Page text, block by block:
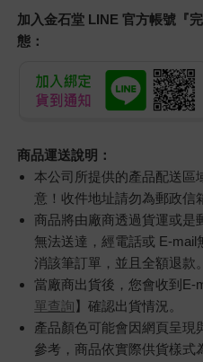
加入金石堂 LINE 官方帳號『
態：
商品運送說明：
本公司所提供的產品配送區
意！收件地址請勿為郵政信
商品將由廠商透過貨運或是
無法送達，經電話或 E-mail
消該筆訂單，並且全額退款。
當廠商出貨後，您會收到E-
單查詢】確認出貨情況。
產品顏色可能會因網頁呈現
參考，商品依實際供貨樣式